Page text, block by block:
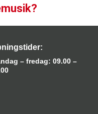
– fredag: 09.00 –